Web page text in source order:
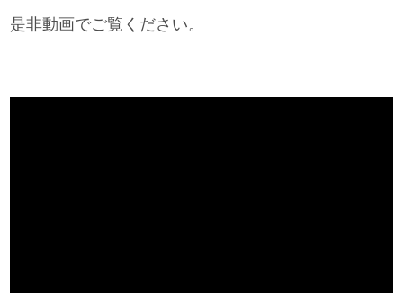
是非動画でご覧ください。